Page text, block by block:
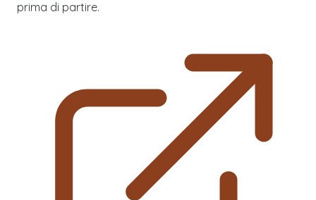
prima di partire.